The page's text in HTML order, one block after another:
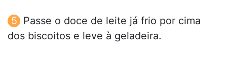
Passe o doce de leite já frio por cima
dos biscoitos e leve à geladeira.